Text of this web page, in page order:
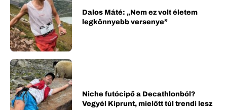
Dalos Máté: „Nem ez volt életem
legkönnyebb versenye”
Niche futócipő a Decathlonból?
Vegyél Kiprunt, mielőtt túl trendi lesz